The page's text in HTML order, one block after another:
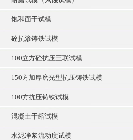
饱和面干试模
砼抗渗铸铁试模
100立方砼抗压三联试模
150方加厚磨光型抗压铸铁试模
100方抗压铸铁试模
混凝土干缩试模
水泥净浆流动度试模